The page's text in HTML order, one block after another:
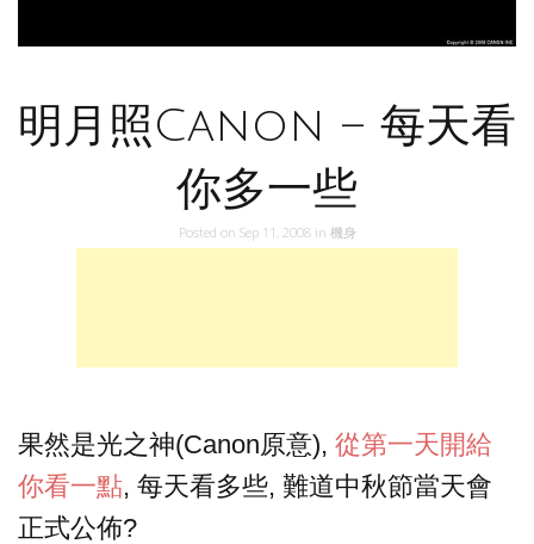
明月照Canon – 每天看
你多一些
Posted on Sep 11, 2008 in 機身
果然是光之神(Canon原意), 從第一天開給
你看一點, 每天看多些, 難道中秋節當天會
正式公佈?